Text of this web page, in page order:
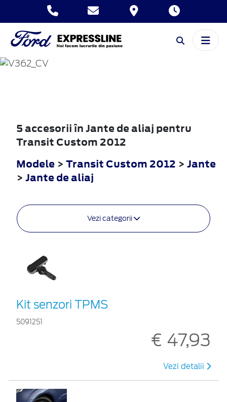
TRANSIT
CUSTOM
5 accesorii în Jante de aliaj pentru
Transit Custom 2012
Modele > Transit Custom 2012 > Jante
> Jante de aliaj
Vezi categorii
Kit senzori TPMS
5091251
€ 47,93
Vezi detalii